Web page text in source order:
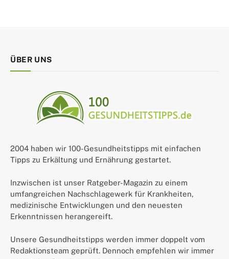
ÜBER UNS
2004 haben wir 100-Gesundheitstipps mit einfachen
Tipps zu Erkältung und Ernährung gestartet.
Inzwischen ist unser Ratgeber-Magazin zu einem
umfangreichen Nachschlagewerk für Krankheiten,
medizinische Entwicklungen und den neuesten
Erkenntnissen herangereift.
Unsere Gesundheitstipps werden immer doppelt vom
Redaktionsteam geprüft. Dennoch empfehlen wir immer